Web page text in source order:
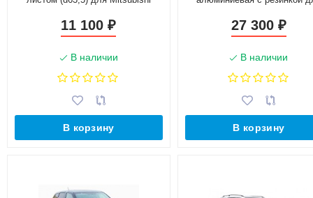
11 100₽
В наличии
В корзину
27 300 ₽
В наличии
В корзину